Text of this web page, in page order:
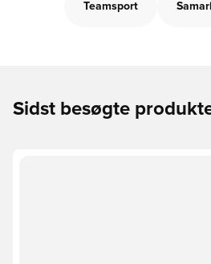
Teamsport
Sidst besøgte